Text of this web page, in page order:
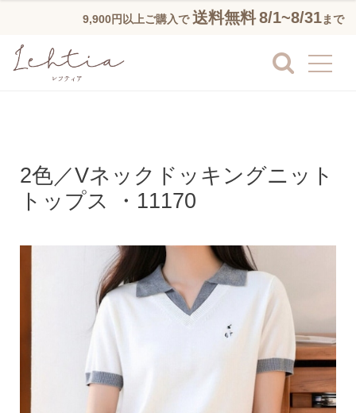
9,900円以上ご購入で 送料無料8/1~8/31まで
2色／Vネックドッキングニット
トップス ・11170